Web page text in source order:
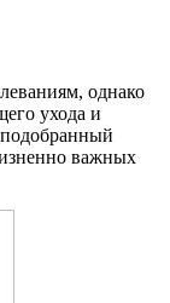
однако
ухода и
важных